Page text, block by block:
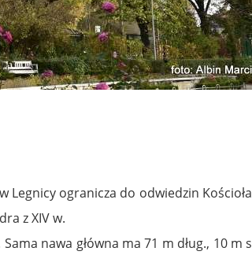
ogranicza do odwiedzin
z XIV w.
nawa główna ma 71 m dług., 10 m